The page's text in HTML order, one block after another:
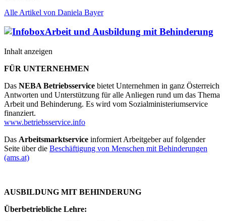
Alle Artikel von Daniela Bayer
Arbeit und Ausbildung mit Behinderung
Inhalt anzeigen
FÜR UNTERNEHMEN
Das NEBA Betriebsservice bietet Unternehmen in ganz Österreich
Antworten und Unterstützung für alle Anliegen rund um das Thema
Arbeit und Behinderung. Es wird vom Sozialministeriumservice
finanziert.
www.betriebsservice.info
Das Arbeitsmarktservice informiert Arbeitgeber auf folgender
Seite über die Beschäftigung von Menschen mit Behinderungen
(ams.at)
AUSBILDUNG MIT BEHINDERUNG
Überbetriebliche Lehre: